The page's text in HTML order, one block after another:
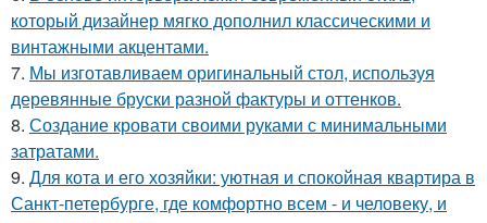
который дизайнер мягко дополнил классическими и
винтажными акцентами.
7. Мы изготавливаем оригинальный стол, используя
деревянные бруски разной фактуры и оттенков.
8. Создание кровати своими руками с минимальными
затратами.
9. Для кота и его хозяйки: уютная и спокойная квартира в
Санкт-петербурге, где комфортно всем - и человеку, и